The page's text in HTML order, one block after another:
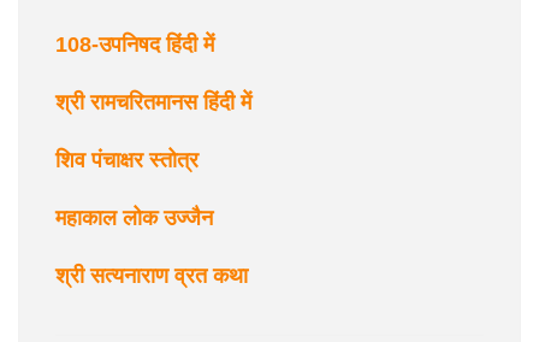
108-उपनिषद हिंदी में
श्री रामचरितमानस हिंदी में
शिव पंचाक्षर स्तोत्र
महाकाल लोक उज्जैन
श्री सत्यनाराण व्रत कथा